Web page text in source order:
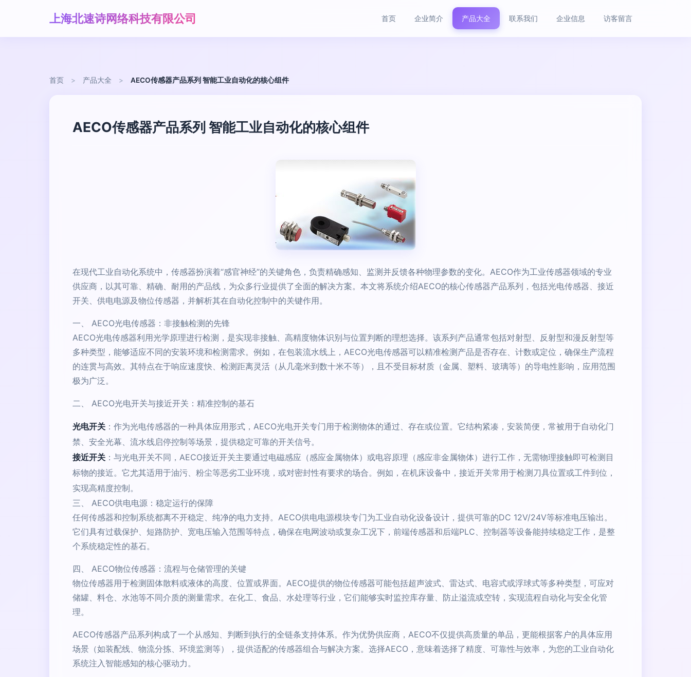
上海北速诗网络科技有限公司 首页 企业简介 产品大全 联系我们 企业信息 访客留言
首页 > 产品大全 > AECO传感器产品系列 智能工业自动化的核心组件
AECO传感器产品系列 智能工业自动化的核心组件
在现代工业自动化系统中，传感器扮演着“感官神经”的关键角色，负责精确感知、监测并反馈各种物理参数的变化。AECO作为工业传感器领域的专业
供应商，以其可靠、精确、耐用的产品线，为众多行业提供了全面的解决方案。本文将系统介绍AECO的核心传感器产品系列，包括光电传感器、接近
开关、供电电源及物位传感器，并解析其在自动化控制中的关键作用。
一、 AECO光电传感器：非接触检测的先锋
AECO光电传感器利用光学原理进行检测，是实现非接触、高精度物体识别与位置判断的理想选择。该系列产品通常包括对射型、反射型和漫反射型等
多种类型，能够适应不同的安装环境和检测需求。例如，在包装流水线上，AECO光电传感器可以精准检测产品是否存在、计数或定位，确保生产流程
的连贯与高效。其特点在于响应速度快、检测距离灵活（从几毫米到数十米不等），且不受目标材质（金属、塑料、玻璃等）的导电性影响，应用范围
极为广泛。
二、 AECO光电开关与接近开关：精准控制的基石
光电开关 ：作为光电传感器的一种具体应用形式，AECO光电开关专门用于检测物体的通过、存在或位置。它结构紧凑，安装简便，常被用于自动化门
禁、安全光幕、流水线启停控制等场景，提供稳定可靠的开关信号。
接近开关 ：与光电开关不同，AECO接近开关主要通过电磁感应（感应金属物体）或电容原理（感应非金属物体）进行工作，无需物理接触即可检测目
标物的接近。它尤其适用于油污、粉尘等恶劣工业环境，或对密封性有要求的场合。例如，在机床设备中，接近开关常用于检测刀具位置或工件到位，
实现高精度控制。
三、 AECO供电电源：稳定运行的保障
任何传感器和控制系统都离不开稳定、纯净的电力支持。AECO供电电源模块专门为工业自动化设备设计，提供可靠的DC 12V/24V等标准电压输出。
它们具有过载保护、短路防护、宽电压输入范围等特点，确保在电网波动或复杂工况下，前端传感器和后端PLC、控制器等设备能持续稳定工作，是整
个系统稳定性的基石。
四、 AECO物位传感器：流程与仓储管理的关键
物位传感器用于检测固体散料或液体的高度、位置或界面。AECO提供的物位传感器可能包括超声波式、雷达式、电容式或浮球式等多种类型，可应对
储罐、料仓、水池等不同介质的测量需求。在化工、食品、水处理等行业，它们能够实时监控库存量、防止溢流或空转，实现流程自动化与安全化管
理。
AECO传感器产品系列构成了一个从感知、判断到执行的全链条支持体系。作为优势供应商，AECO不仅提供高质量的单品，更能根据客户的具体应用
场景（如装配线、物流分拣、环境监测等），提供适配的传感器组合与解决方案。选择AECO，意味着选择了精度、可靠性与效率，为您的工业自动化
系统注入智能感知的核心驱动力。